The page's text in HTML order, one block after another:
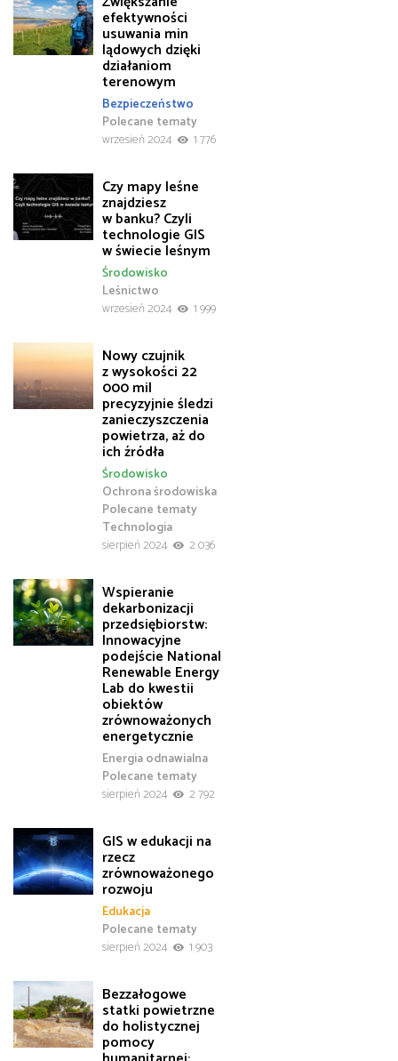
efektywności
usuwania min
lądowych dzięki
działaniom
terenowym
Bezpieczeństwo
Polecane tematy
wrzesień 2024
1 776
Czy mapy leśne
znajdziesz
w banku? Czyli
technologie GIS
w świecie leśnym
Leśnictwo
Środowisko
wrzesień 2024
1 999
Nowy czujnik
z wysokości 22
000 mil
precyzyjnie śledzi
zanieczyszczenia
powietrza, aż do
ich źródła
Ochrona środowiska
Polecane tematy
Środowisko
Technologia
sierpień 2024
2 036
Wspieranie
dekarbonizacji
przedsiębiorstw:
Innowacyjne
podejście National
Renewable Energy
Lab do kwestii
obiektów
zrównoważonych
energetycznie
Energia odnawialna
Polecane tematy
sierpień 2024
2 792
GIS w edukacji na
rzecz
zrównoważonego
rozwoju
Edukacja
Polecane tematy
sierpień 2024
1 903
Bezzałogowe
statki powietrzne
do holistycznej
pomocy